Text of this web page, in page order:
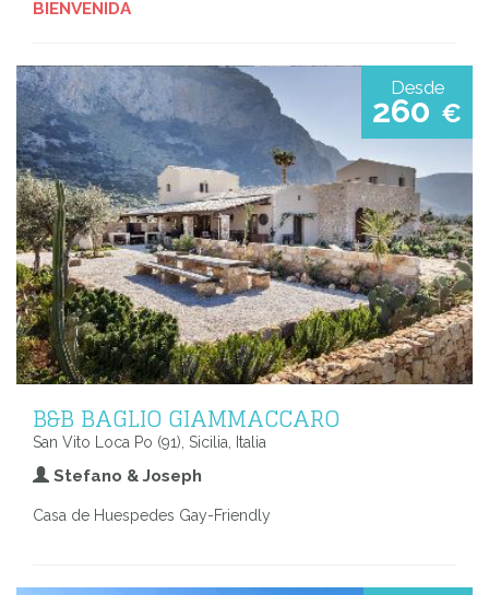
BIENVENIDA
Desde
260 €
B&B BAGLIO GIAMMACCARO
San Vito Loca Po (91), Sicilia, Italia
Stefano & Joseph
Casa de Huespedes Gay-Friendly